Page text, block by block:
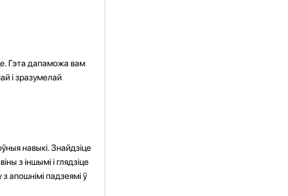
Гэта дапаможа вам
і зразумелай
навыкі. Знайдзіце
з іншымі і глядзіце
апошнімі падзеямі ў